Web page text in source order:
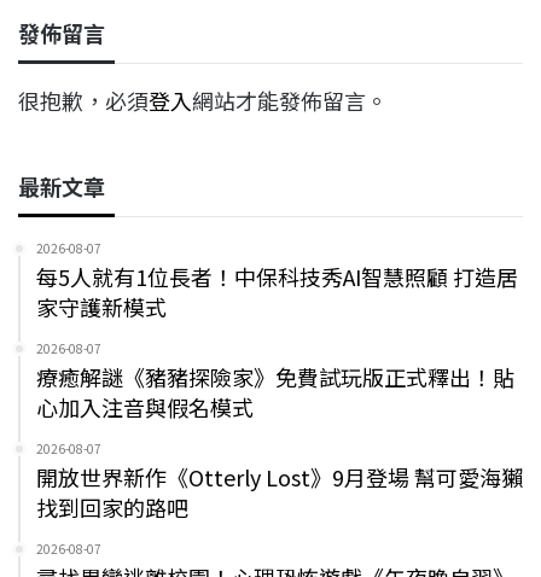
發佈留言
很抱歉，必須登入網站才能發佈留言。
最新文章
2026-08-07
每5人就有1位長者！中保科技秀AI智慧照顧 打造居
家守護新模式
2026-08-07
療癒解謎《豬豬探險家》免費試玩版正式釋出！貼
心加入注音與假名模式
2026-08-07
開放世界新作《Otterly Lost》9月登場 幫可愛海獺
找到回家的路吧
2026-08-07